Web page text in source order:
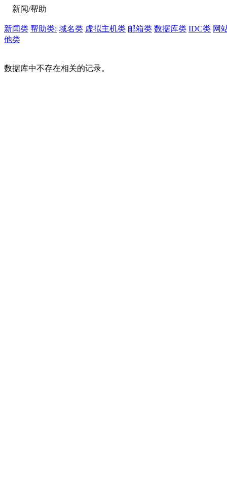
新闻/帮助
新闻类 帮助类: 域名类 虚拟主机类 邮箱类 数据库类 IDC类 网
他类
数据库中不存在相关的记录。